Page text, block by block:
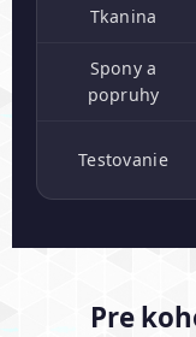
Tkanina
Spony a
popruhy
Testovanie
Pre